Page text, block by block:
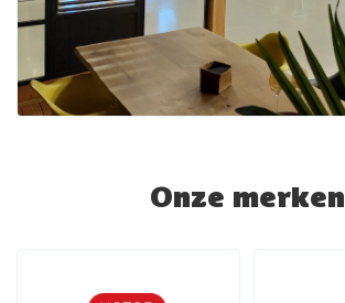
Onze merken